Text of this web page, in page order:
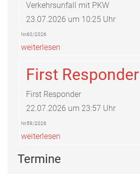
Verkehrsunfall mit PKW
23.07.2026 um 10:25 Uhr
Nr.60/2026
weiterlesen
First Responder
First Responder
22.07.2026 um 23:57 Uhr
Nr.59/2026
weiterlesen
Termine